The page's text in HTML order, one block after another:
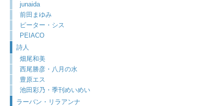
junaida
前田まゆみ
ピーター・シス
PEIACO
詩人
畑尾和美
西尾勝彦・八月の水
豊原エス
池田彩乃・季刊めいめい
ラーバン・リラアンナ